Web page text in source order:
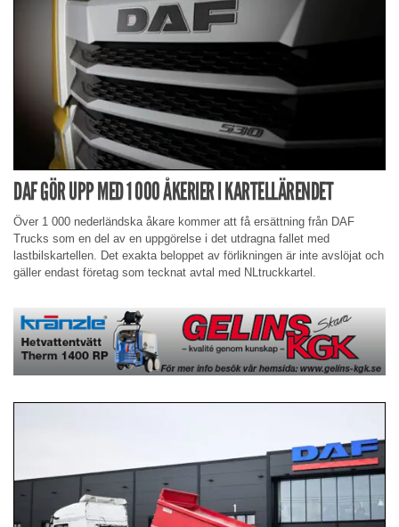
DAF GÖR UPP MED 1 000 ÅKERIER I KARTELLÄRENDET
Över 1 000 nederländska åkare kommer att få ersättning från DAF
Trucks som en del av en uppgörelse i det utdragna fallet med
lastbilskartellen. Det exakta beloppet av förlikningen är inte avslöjat och
gäller endast företag som tecknat avtal med NLtruckkartel.